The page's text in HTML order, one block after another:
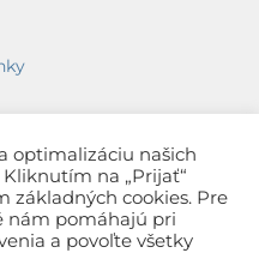
optimalizáciu našich
na „Prijať“
základných cookies. Pre
nám pomáhajú pri
a povoľte všetky